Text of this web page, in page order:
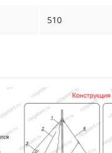
510